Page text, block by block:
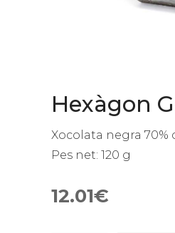
Hexàgon
Xocolata negra 70%
Pes net: 120 g
12.01€